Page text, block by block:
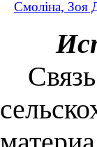
Смоліна, Зоя
Связь